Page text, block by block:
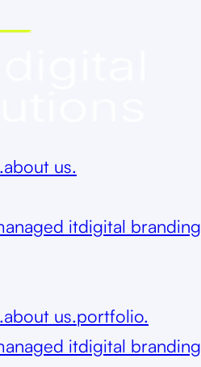
about us.
itdigital branding
about us.portfolio.
itdigital branding